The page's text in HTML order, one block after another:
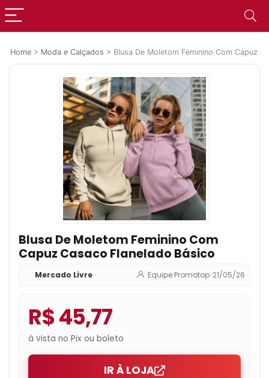
Home > Moda e Calçados > Blusa De Moletom Feminino Com Capuz
Blusa De Moletom Feminino Com
Capuz Casaco Flanelado Básico
Mercado Livre Equipe Promotop•21/05/26
R$ 45,77
à vista no Pix ou boleto
IR À LOJA